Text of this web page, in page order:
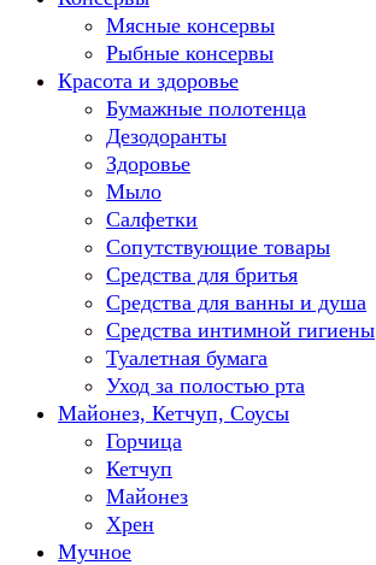
Мясные консервы
Рыбные консервы
Красота и здоровье
Бумажные полотенца
Дезодоранты
Здоровье
Мыло
Салфетки
Сопутствующие товары
Средства для бритья
Средства для ванны и душа
Средства интимной гигиены
Туалетная бумага
Уход за полостью рта
Майонез, Кетчуп, Соусы
Горчица
Кетчуп
Майонез
Хрен
Мучное